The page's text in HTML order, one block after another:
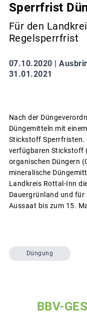
Sperrfrist
Für den
Regelsperrfrist
07.10.2020 |
31.01.2021
Nach der
Düngemitteln mit
Stickstoff Sperrfristen.
verfügbaren Stickstoff
organischen Düngern
mineralische
Landkreis Rottal-Inn
Dauergrünland und
Aussaat bis zum 15.
Düngung
BBV-